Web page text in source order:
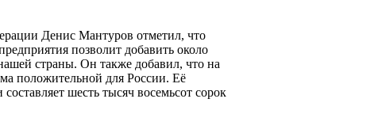
Денис Мантуров отметил, что
позволит добавить около
страны. Он также добавил, что на
положительной для России. Её
шесть тысяч восемьсот сорок